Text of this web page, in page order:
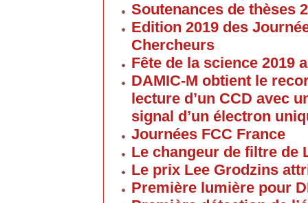
Soutenances de thèses
Edition 2019 des
Chercheurs
Fête de la science 2019
DAMIC-M obtient le
lecture d’un CCD avec
signal d’un électron
Journées FCC France
Le changeur de filtre de
Le prix Lee Grodzins
Première lumière pour